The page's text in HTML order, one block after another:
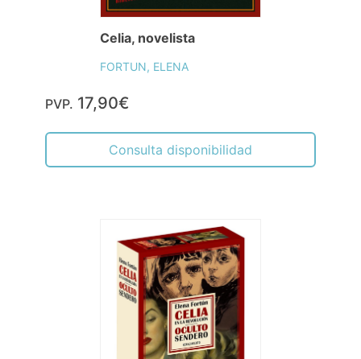
Celia, novelista
FORTUN, ELENA
PVP. 17,90€
Consulta disponibilidad